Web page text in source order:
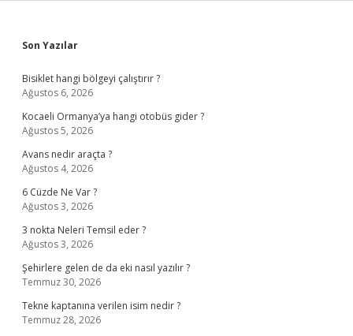
Sidebar
Son Yazılar
Bisiklet hangi bölgeyi çalıştırır ?
Ağustos 6, 2026
Kocaeli Ormanya’ya hangi otobüs gider ?
Ağustos 5, 2026
Avans nedir araçta ?
Ağustos 4, 2026
6 Cüzde Ne Var ?
Ağustos 3, 2026
3 nokta Neleri Temsil eder ?
Ağustos 3, 2026
Şehirlere gelen de da eki nasıl yazılır ?
Temmuz 30, 2026
Tekne kaptanına verilen isim nedir ?
Temmuz 28, 2026